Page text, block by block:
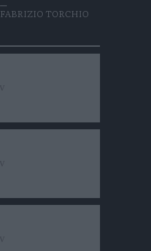
FABRIZIO TORCHIO